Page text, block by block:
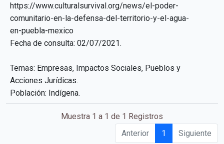
https://www.culturalsurvival.org/news/el-poder-
comunitario-en-la-defensa-del-territorio-y-el-agua-
en-puebla-mexico
Fecha de consulta: 02/07/2021.
Temas: Empresas, Impactos Sociales, Pueblos y
Acciones Jurídicas.
Población: Indígena.
Muestra 1 a 1 de 1 Registros
Anterior
1 Siguiente